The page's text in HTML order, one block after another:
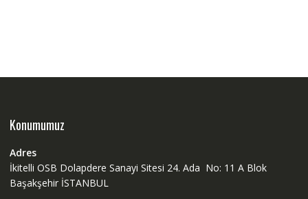
Konumumuz
Adres
İkitelli OSB Dolapdere Sanayi Sitesi 24. Ada No: 11 A Blok
Başakşehir İSTANBUL